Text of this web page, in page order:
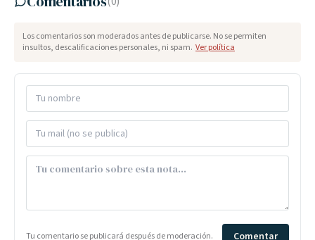
Los comentarios son moderados antes de publicarse. No se permiten
insultos, descalificaciones personales, ni spam. Ver política
Tu comentario se publicará después de moderación. Comentar